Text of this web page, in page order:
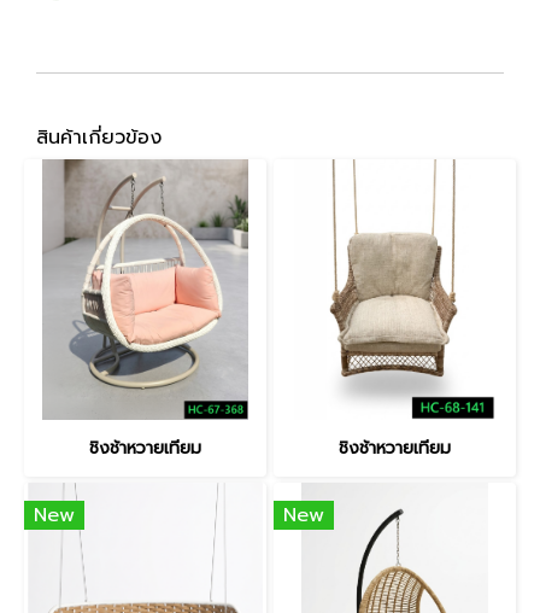
สินค้าเกี่ยวข้อง
ชิงช้าหวายเทียม ชิงช้าหวายเทียม
New New